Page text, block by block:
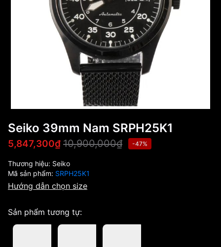
Seiko 39mm Nam SRPH25K1
5,847,300₫ 10,900,000₫ -47%
Thương hiệu: Seiko
Mã sản phẩm: SRPH25K1
Hướng dẫn chọn size
Sản phẩm tương tự: